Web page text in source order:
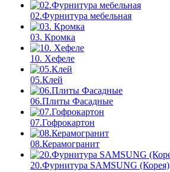
02.Фурнитура мебельная
03. Кромка
10. Хефеле
05.Клей
06.Плиты Фасадные
07.Гофрокартон
08.Керамогранит
20.Фурнитура SAMSUNG (Корея)